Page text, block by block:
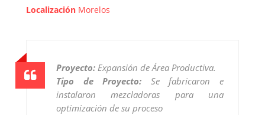
Localización Morelos
Proyecto: Expansión de Área Productiva.
Tipo de Proyecto: Se fabricaron e
instalaron mezcladoras para una
optimización de su proceso